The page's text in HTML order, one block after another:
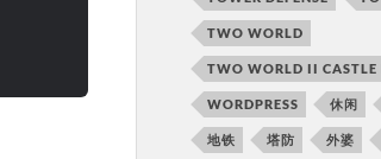
TWO WORLD
TWO WORLD II CASTLE
WORDPRESS 休闲
地铁 塔防 外婆